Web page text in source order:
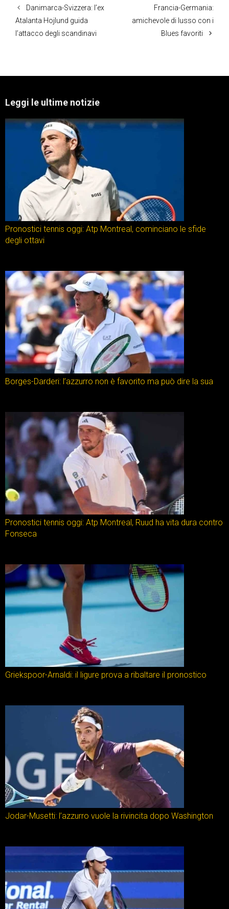
Danimarca-Svizzera: l’ex
Atalanta Hojlund guida
l’attacco degli scandinavi
Francia-Germania:
amichevole di lusso con i
Blues favoriti
Leggi le ultime notizie
Pronostici tennis oggi: Atp Montreal, cominciano le sfide
degli ottavi
Borges-Darderi: l’azzurro non è favorito ma può dire la sua
Pronostici tennis oggi: Atp Montreal, Ruud ha vita dura contro
Fonseca
Griekspoor-Arnaldi: il ligure prova a ribaltare il pronostico
Jodar-Musetti: l’azzurro vuole la rivincita dopo Washington